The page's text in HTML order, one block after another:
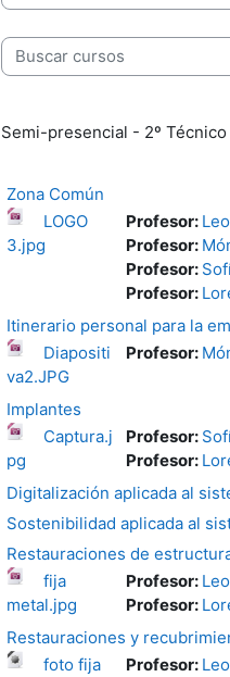
Buscar cursos
Semi-presencial - 2º
Zona Común
LOGO
3.jpg
Profesor:
Profesor:
Profesor:
Profesor:
Itinerario personal para la
Diapositi
va2.JPG
Profesor:
Implantes
Captura.j
pg
Profesor:
Profesor:
Digitalización aplicada al
Sostenibilidad aplicada al
Restauraciones de
fija
metal.jpg
Profesor:
Profesor:
Restauraciones y
foto fija
Profesor: